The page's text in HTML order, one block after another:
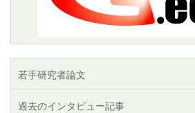
若手研究者論文
過去のインタビュー記事